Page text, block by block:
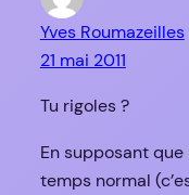
Yves Roumazeilles
21 mai 2011
Tu rigoles ?
En supposant
temps normal